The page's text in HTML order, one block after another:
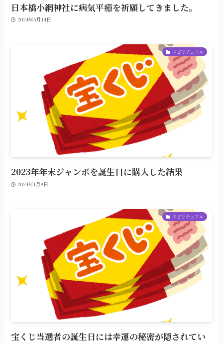
日本橋小網神社に病気平癒を祈願してきました。
2024年5月14日
スピリチュアル
2023年年末ジャンボを誕生日に購入した結果
2024年1月8日
スピリチュアル
宝くじ当選者の誕生日には幸運の秘密が隠されてい